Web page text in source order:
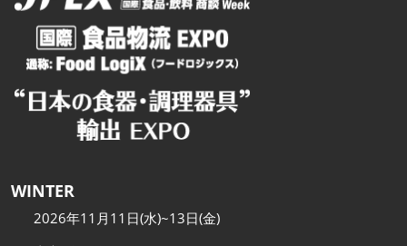
WINTER
2026年11月11日(水)~13日(金)